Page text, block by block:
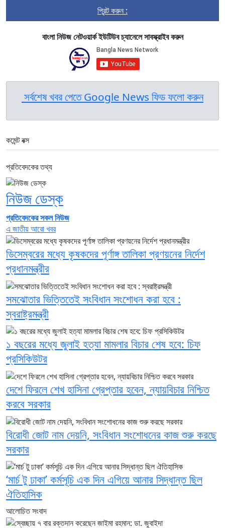
প্রিন্ট করুন :
বাংলা নিউজ নেটওয়ার্ক ইউটিউব চ্যানেলে সাবস্ক্রাইব করুন
সর্বশেষ খবর পেতে Google News ফিড ফলো করুন
কমেন্ট বক্স
প্রতিবেদকের তথ্য
নিউজ ডেস্ক
প্রতিবেদকের সকল নিউজ
এ জাতীয় আরো খবর
ডিসেম্বরের মধ্যে কৃষকদের পূর্ণাঙ্গ তালিকা প্রণয়নের নির্দেশ
প্রধানমন্ত্রীর
সমঝোতার ভিত্তিতেই সংবিধান সংশোধন করা হবে :
স্বরাষ্ট্রমন্ত্রী
১ বছরের মধ্যে জুলাই হত্যা মামলার বিচার শেষ হবে: চিফ
প্রসিকিউটর
দেশে ফিরলে শেখ হাসিনা গ্রেপ্তার হবেন, ন্যায়বিচার নিশ্চিত
করবে সরকার
বিরোধী জোট নাম দেয়নি, সংবিধান সংশোধনের কাজ শুরু করছে
সরকার
‘মার্চ টু ঢাকা’ কর্মসূচি এক দিন এগিয়ে আনার সিদ্ধান্ত ছিল
ঐতিহাসিক
আলোচিত সংবাদ